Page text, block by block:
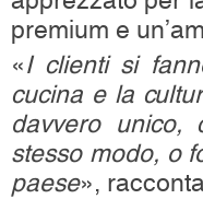
premium e
«I clienti si
cucina e la
davvero
stesso modo, o
paese»,